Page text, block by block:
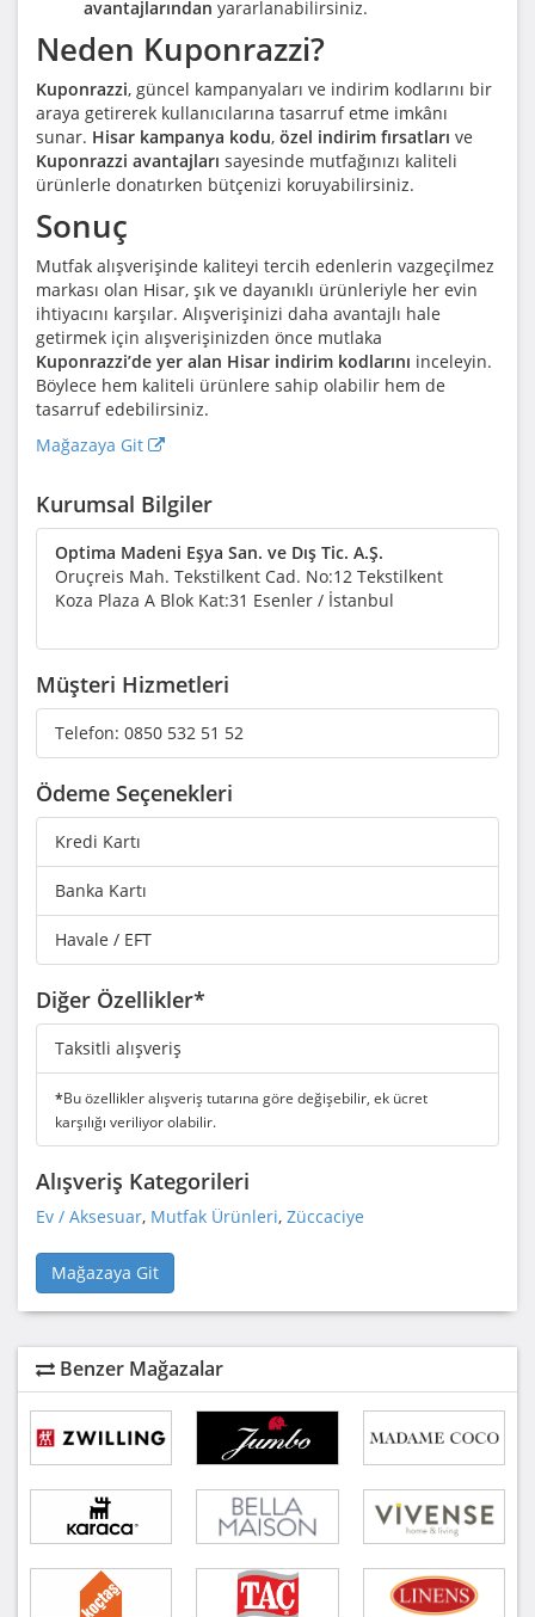
avantajlarından yararlanabilirsiniz.
Neden Kuponrazzi?
Kuponrazzi, güncel kampanyaları ve indirim kodlarını bir
araya getirerek kullanıcılarına tasarruf etme imkânı
sunar. Hisar kampanya kodu, özel indirim fırsatları ve
Kuponrazzi avantajları sayesinde mutfağınızı kaliteli
ürünlerle donatırken bütçenizi koruyabilirsiniz.
Sonuç
Mutfak alışverişinde kaliteyi tercih edenlerin vazgeçilmez
markası olan Hisar, şık ve dayanıklı ürünleriyle her evin
ihtiyacını karşılar. Alışverişinizi daha avantajlı hale
getirmek için alışverişinizden önce mutlaka
Kuponrazzi’de yer alan Hisar indirim kodlarını inceleyin.
Böylece hem kaliteli ürünlere sahip olabilir hem de
tasarruf edebilirsiniz.
Mağazaya Git
Kurumsal Bilgiler
Optima Madeni Eşya San. ve Dış Tic. A.Ş.
Oruçreis Mah. Tekstilkent Cad. No:12 Tekstilkent
Koza Plaza A Blok Kat:31 Esenler / İstanbul
Müşteri Hizmetleri
Telefon: 0850 532 51 52
Ödeme Seçenekleri
Kredi Kartı
Banka Kartı
Havale / EFT
Diğer Özellikler*
Taksitli alışveriş
*Bu özellikler alışveriş tutarına göre değişebilir, ek ücret
karşılığı veriliyor olabilir.
Alışveriş Kategorileri
Ev / Aksesuar, Mutfak Ürünleri, Züccaciye
Mağazaya Git
Benzer Mağazalar